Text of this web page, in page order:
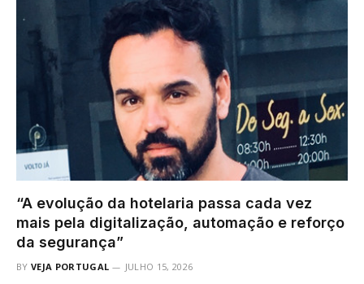
“A evolução da hotelaria passa cada vez
mais pela digitalização, automação e reforço
da segurança”
BY VEJA PORTUGAL JULHO 15, 2026